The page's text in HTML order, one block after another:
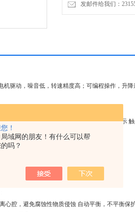
！
域网的朋友！有什么可以帮
吗？
发邮件给我们：
驱动，噪音低，转速精度高；可编程操作，升
心温度、离心时间且与转子型号LED同步显示
上锁，确保运行安全
心腔，避免腐蚀性物质侵蚀 自动平衡，不平衡保